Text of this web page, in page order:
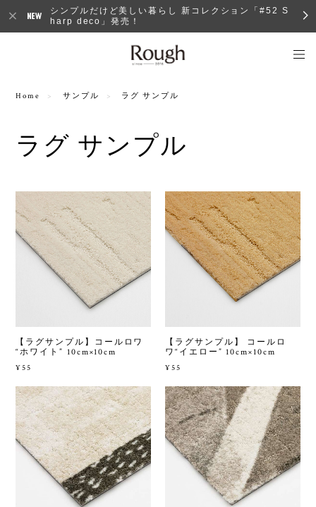
シンプルだけど美しい暮らし 新コレクション「#52 S
harp deco」発売！
Home サンプル ラグ サンプル
ラグ サンプル
【ラグサンプル】コールロワ
“ホワイト” 10cm×10cm
¥55
【ラグサンプル】 コールロ
ワ“イエロー” 10cm×10cm
¥55